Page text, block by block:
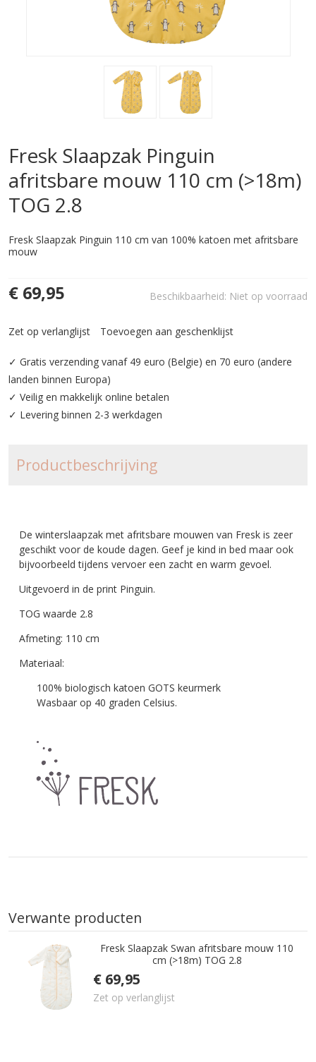
Fresk Slaapzak Pinguin
afritsbare mouw 110 cm (>18m)
TOG 2.8
Fresk Slaapzak Pinguin 110 cm van 100% katoen met afritsbare
mouw
Beschikbaarheid: Niet op voorraad
€ 69,95
Zet op verlanglijst Toevoegen aan geschenklijst
✓ Gratis verzending vanaf 49 euro (Belgie) en 70 euro (andere
landen binnen Europa)
✓ Veilig en makkelijk online betalen
✓ Levering binnen 2-3 werkdagen
Productbeschrijving
De winterslaapzak met afritsbare mouwen van Fresk is zeer
geschikt voor de koude dagen. Geef je kind in bed maar ook
bijvoorbeeld tijdens vervoer een zacht en warm gevoel.
Uitgevoerd in de print Pinguin.
TOG waarde 2.8
Afmeting: 110 cm
Materiaal:
100% biologisch katoen GOTS keurmerk
Wasbaar op 40 graden Celsius.
Verwante producten
Fresk Slaapzak Swan afritsbare mouw 110
cm (>18m) TOG 2.8
€ 69,95
Zet op verlanglijst